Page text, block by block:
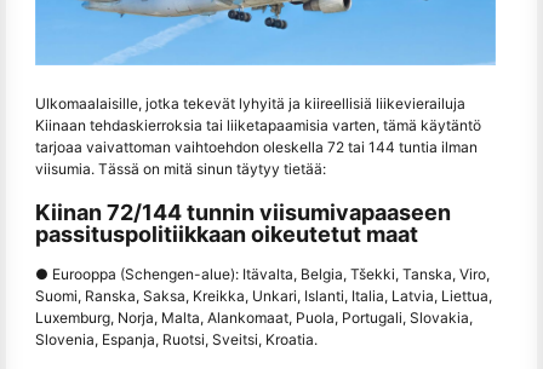
Ulkomaalaisille, jotka tekevät lyhyitä ja kiireellisiä liikevierailuja
Kiinaan tehdaskierroksia tai liiketapaamisia varten, tämä käytäntö
tarjoaa vaivattoman vaihtoehdon oleskella 72 tai 144 tuntia ilman
viisumia. Tässä on mitä sinun täytyy tietää:
Kiinan 72/144 tunnin viisumivapaaseen
passituspolitiikkaan oikeutetut maat
● Eurooppa (Schengen-alue): Itävalta, Belgia, Tšekki, Tanska, Viro,
Suomi, Ranska, Saksa, Kreikka, Unkari, Islanti, Italia, Latvia, Liettua,
Luxemburg, Norja, Malta, Alankomaat, Puola, Portugali, Slovakia,
Slovenia, Espanja, Ruotsi, Sveitsi, Kroatia.